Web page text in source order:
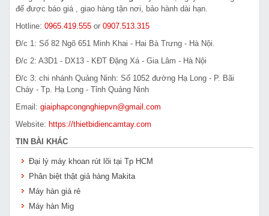
để được báo giá , giao hàng tận nơi, bảo hành dài hạn.
Hotline: 0965.419.555 or 0907.513.315
Đ/c 1: Số 82 Ngõ 651 Minh Khai - Hai Bà Trưng - Hà Nội.
Đ/c 2: A3D1 - DX13 - KĐT Đặng Xá - Gia Lâm - Hà Nội
Đ/c 3: chi nhánh Quảng Ninh: Số 1052 đường Hạ Long - P. Bãi
Cháy - Tp. Hạ Long - Tỉnh Quảng Ninh
Email: giaiphapcongnghiepvn@gmail.com
Website: https://thietbidiencamtay.com
TIN BÀI KHÁC
Đại lý máy khoan rút lõi tại Tp HCM
Phân biệt thật giả hàng Makita
Máy hàn giá rẻ
Máy hàn Mig